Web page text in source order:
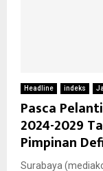
Headline indeks
Pasca
2024-2029
Pimpinan
Surabaya